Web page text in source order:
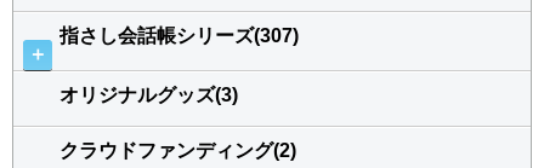
＋
指さし会話帳シリーズ(307)
オリジナルグッズ(3)
クラウドファンディング(2)